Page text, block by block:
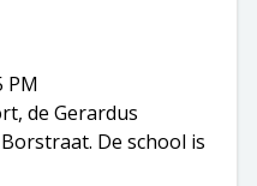
PM
de Gerardus
De school is